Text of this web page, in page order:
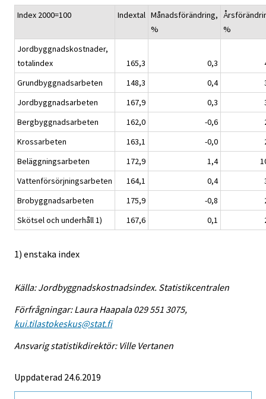
Index 2000=100 Indextal Månadsförändring,
%
%
Jordbyggnadskostnader,
totalindex
165,3 0,3
Grundbyggnadsarbeten
148,3 0,4
Jordbyggnadsarbeten
167,9 0,3
Bergbyggnadsarbeten
162,0 -0,6
Krossarbeten
163,1 -0,0
Beläggningsarbeten
172,9 1,4
Vattenförsörjningsarbeten
164,1 0,4
Brobyggnadsarbeten
175,9 -0,8
Skötsel och underhåll 1)
167,6 0,1
1) enstaka index
Källa: Jordbyggnadskostnadsindex. Statistikcentralen
Förfrågningar: Laura Haapala 029 551 3075,
kui.tilastokeskus@stat.fi
Ansvarig statistikdirektör: Ville Vertanen
Uppdaterad 24.6.2019